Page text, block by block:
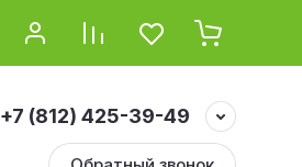
+7 (812) 425-39-49